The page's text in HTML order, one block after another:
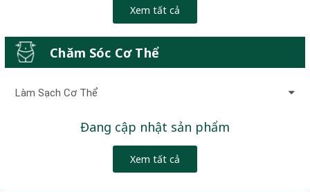
Xem tất cả
Chăm Sóc Cơ Thể
Làm Sạch Cơ Thể
Đang cập nhật sản phẩm
Xem tất cả